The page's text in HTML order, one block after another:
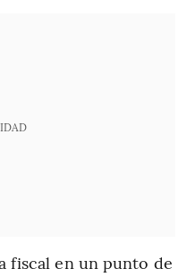
fiscal en un punto de